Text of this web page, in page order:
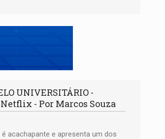
UNIVERSITÁRIO -
- Por Marcos Souza
acachapante e apresenta um dos